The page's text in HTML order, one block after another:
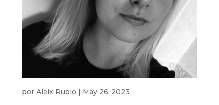
por Aleix Rubio | May 26, 2023